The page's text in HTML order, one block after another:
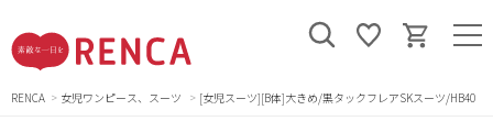
RENCA 女児ワンピース、スーツ [女児スーツ][B体]大きめ/黒タックフレアSKスーツ/HB40